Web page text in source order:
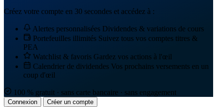
Créez votre compte en 30 secondes et accédez à :
Alertes personnalisées Dividendes & variations de cours
Portefeuilles illimités Suivez tous vos comptes titres &
PEA
Watchlist & favoris Gardez vos actions à l'œil
Calendrier de dividendes Vos prochains versements en un
coup d'œil
100 % gratuit · sans carte bancaire · sans engagement
Connexion Créer un compte